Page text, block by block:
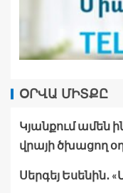
ՕՐՎԱ ՄԻՏՔԸ
Կյանքում ամեն
վրայի ծխացող
Սերգեյ Եսենին․